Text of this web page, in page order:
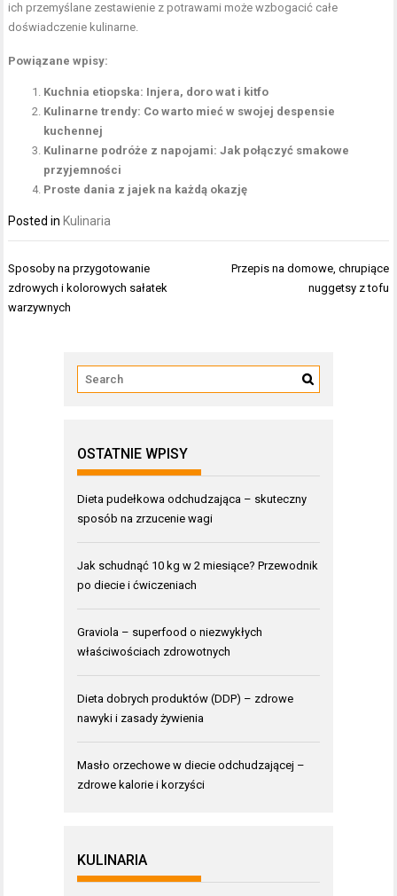
ich przemyślane zestawienie z potrawami może wzbogacić całe
doświadczenie kulinarne.
Powiązane wpisy:
Kuchnia etiopska: Injera, doro wat i kitfo
Kulinarne trendy: Co warto mieć w swojej despensie
kuchennej
Kulinarne podróże z napojami: Jak połączyć smakowe
przyjemności
Proste dania z jajek na każdą okazję
Posted in Kulinaria
Nawigacja
wpisu
Sposoby na przygotowanie
zdrowych i kolorowych sałatek
warzywnych
Przepis na domowe, chrupiące
nuggetsy z tofu
OSTATNIE WPISY
Dieta pudełkowa odchudzająca – skuteczny
sposób na zrzucenie wagi
Jak schudnąć 10 kg w 2 miesiące? Przewodnik
po diecie i ćwiczeniach
Graviola – superfood o niezwykłych
właściwościach zdrowotnych
Dieta dobrych produktów (DDP) – zdrowe
nawyki i zasady żywienia
Masło orzechowe w diecie odchudzającej –
zdrowe kalorie i korzyści
KULINARIA